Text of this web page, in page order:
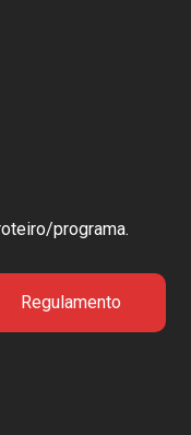
programa.
Regulamento